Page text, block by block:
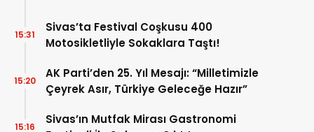
Sivas’ta Festival Coşkusu 400
Motosikletliyle Sokaklara Taştı!
15:31
AK Parti’den 25. Yıl Mesajı: “Milletimizle
Çeyrek Asır, Türkiye Geleceğe Hazır”
15:20
Sivas’ın Mutfak Mirası Gastronomi
15:16